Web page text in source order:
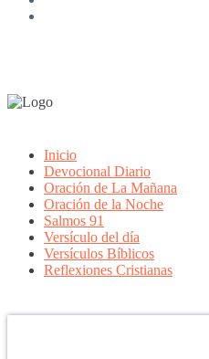
Inicio
Devocional Diario
Oración de La Mañana
Oración de la Noche
Salmos 91
Versículo del día
Versículos Bíblicos
Reflexiones Cristianas